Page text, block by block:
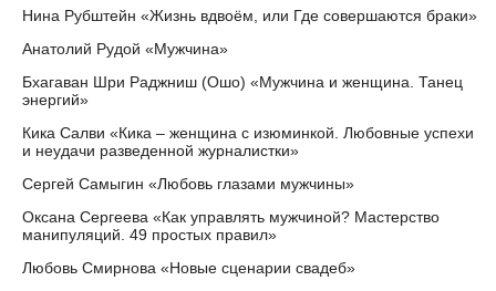
Нина Рубштейн «Жизнь вдвоём, или Где совершаются браки»
Анатолий Рудой «Мужчина»
Бхагаван Шри Раджниш (Ошо) «Мужчина и женщина. Танец
энергий»
Кика Салви «Кика – женщина с изюминкой. Любовные успехи
и неудачи разведенной журналистки»
Сергей Самыгин «Любовь глазами мужчины»
Оксана Сергеева «Как управлять мужчиной? Мастерство
манипуляций. 49 простых правил»
Любовь Смирнова «Новые сценарии свадеб»